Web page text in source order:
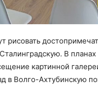
рисовать
В
картинной
в Волго-Ахтубинскую